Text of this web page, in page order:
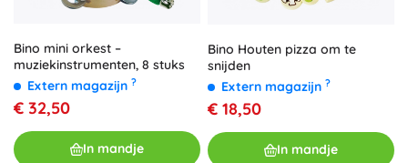
Bino mini orkest –
muziekinstrumenten, 8 stuks
Extern magazijn ?
€ 32,50
In mandje
Bino Houten pizza om te
snijden
Extern magazijn ?
€ 18,50
In mandje